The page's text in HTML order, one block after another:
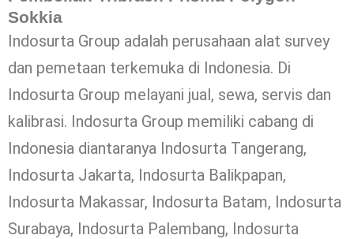
Sokkia
Indosurta Group adalah perusahaan alat survey
dan pemetaan terkemuka di Indonesia. Di
Indosurta Group melayani jual, sewa, servis dan
kalibrasi. Indosurta Group memiliki cabang di
Indonesia diantaranya Indosurta Tangerang,
Indosurta Jakarta, Indosurta Balikpapan,
Indosurta Makassar, Indosurta Batam, Indosurta
Surabaya, Indosurta Palembang, Indosurta